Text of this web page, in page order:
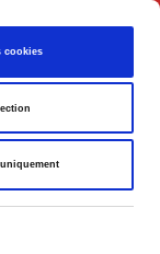
cookies